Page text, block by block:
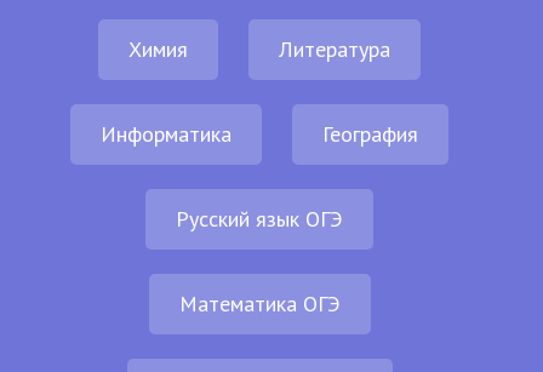
Химия Литература
Информатика География
Русский язык ОГЭ
Математика ОГЭ